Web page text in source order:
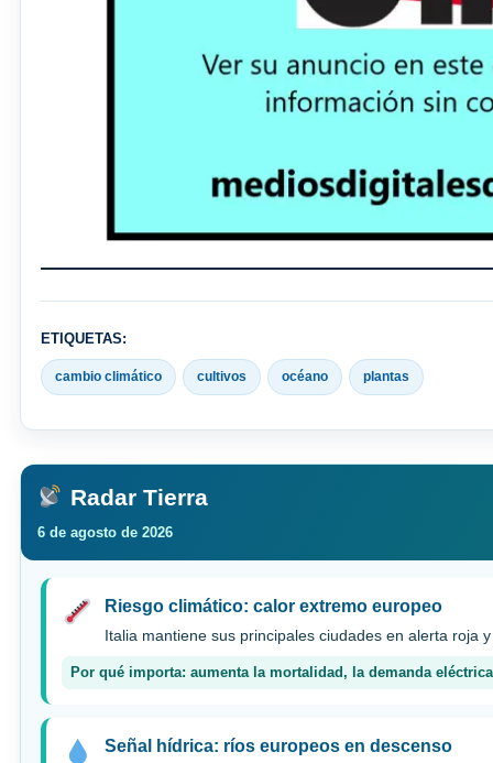
ETIQUETAS:
cambio climático cultivos océano plantas
Radar Tierra
6 de agosto de 2026
Riesgo climático: calor extremo europeo
Italia mantiene sus principales ciudades en alerta roja
Por qué importa: aumenta la mortalidad, la demanda
Señal hídrica: ríos europeos en descenso